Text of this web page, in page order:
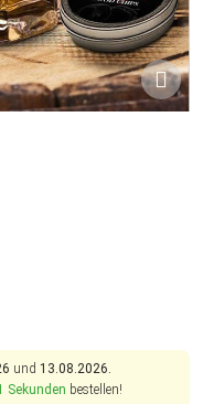
und 13.08.2026.
Sekunden bestellen!